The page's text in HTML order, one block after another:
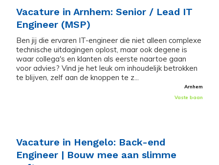
Vacature in Arnhem: Senior / Lead IT
Engineer (MSP)
Ben jij die ervaren IT-engineer die niet alleen complexe
technische uitdagingen oplost, maar ook degene is
waar collega's en klanten als eerste naartoe gaan
voor advies? Vind je het leuk om inhoudelijk betrokken
te blijven, zelf aan de knoppen te z...
Arnhem
Vaste baan
Vacature in Hengelo: Back-end
Engineer | Bouw mee aan slimme